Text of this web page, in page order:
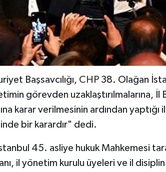
Başsavcılığı, CHP38. Olağan
görevden uzaklaştırılmalarına, İl
karar verilmesinin ardından
bir karardır" dedi.
45. asliye hukuk Mahkemesi
il yönetim kurulu üyeleri ve il